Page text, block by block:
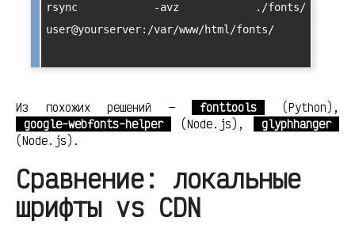
rsync -avz ./fonts/
user@yourserver:/var/www/html/fonts/
Из похожих решений — fonttools
(Python),
google-webfonts-helper
(Node.js),
glyphhanger
(Node.js).
Сравнение: локальные
шрифты vs CDN